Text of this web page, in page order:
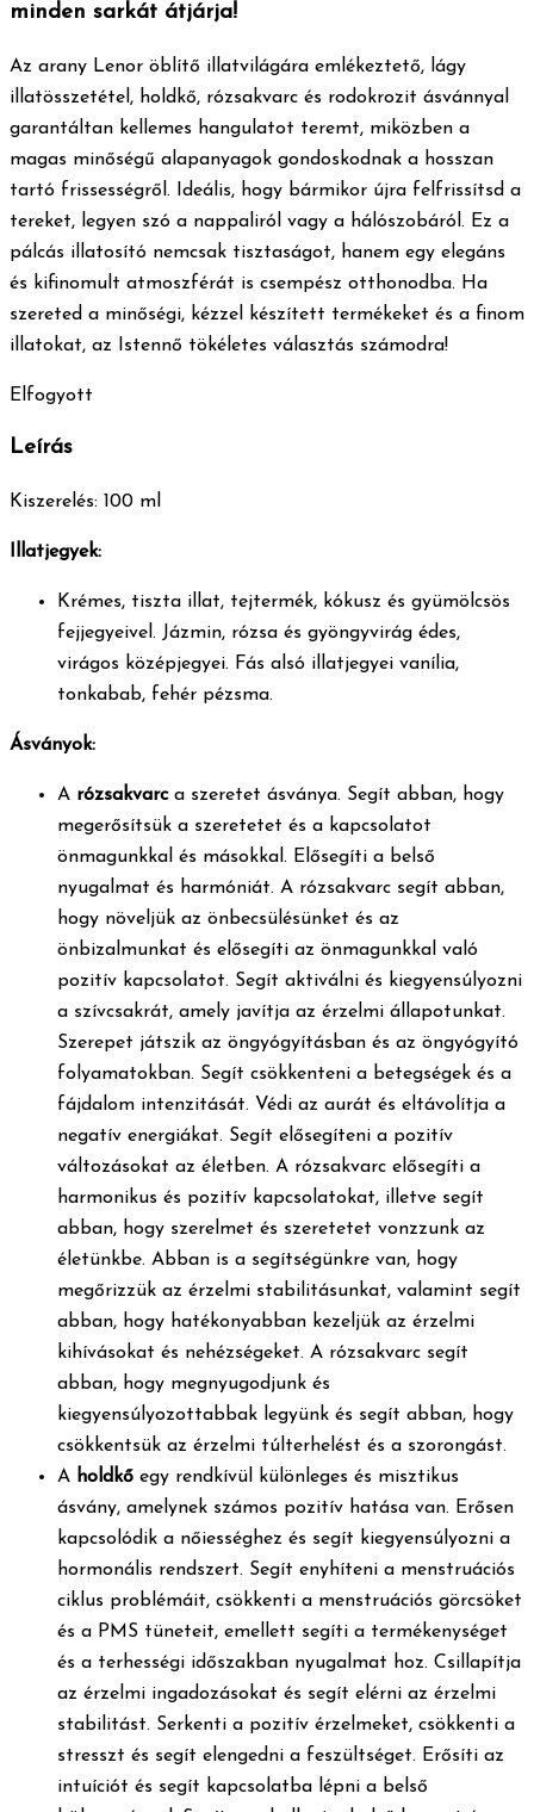
minden sarkát átjárja!
Az arany Lenor öblítő illatvilágára emlékeztető, lágy
illatösszetétel, holdkő, rózsakvarc és rodokrozit ásvánnyal
garantáltan kellemes hangulatot teremt, miközben a
magas minőségű alapanyagok gondoskodnak a hosszan
tartó frissességről. Ideális, hogy bármikor újra felfrissítsd a
tereket, legyen szó a nappaliról vagy a hálószobáról. Ez a
pálcás illatosító nemcsak tisztaságot, hanem egy elegáns
és kifinomult atmoszférát is csempész otthonodba. Ha
szereted a minőségi, kézzel készített termékeket és a finom
illatokat, az Istennő tökéletes választás számodra!
Elfogyott
Leírás
Kiszerelés: 100 ml
Illatjegyek:
Krémes, tiszta illat, tejtermék, kókusz és gyümölcsös
fejjegyeivel. Jázmin, rózsa és gyöngyvirág édes,
virágos középjegyei. Fás alsó illatjegyei vanília,
tonkabab, fehér pézsma.
Ásványok:
A rózsakvarca szeretet ásványa. Segít abban, hogy
megerősítsük a szeretetet és a kapcsolatot
önmagunkkal és másokkal. Elősegíti a belső
nyugalmat és harmóniát. A rózsakvarc segít abban,
hogy növeljük az önbecsülésünket és az
önbizalmunkat és elősegíti az önmagunkkal való
pozitív kapcsolatot. Segít aktiválni és kiegyensúlyozni
a szívcsakrát, amely javítja az érzelmi állapotunkat.
Szerepet játszik az öngyógyításban és az öngyógyító
folyamatokban. Segít csökkenteni a betegségek és a
fájdalom intenzitását. Védi az aurát és eltávolítja a
negatív energiákat. Segít elősegíteni a pozitív
változásokat az életben. A rózsakvarc elősegíti a
harmonikus és pozitív kapcsolatokat, illetve segít
abban, hogy szerelmet és szeretetet vonzzunk az
életünkbe. Abban is a segítségünkre van, hogy
megőrizzük az érzelmi stabilitásunkat, valamint segít
abban, hogy hatékonyabban kezeljük az érzelmi
kihívásokat és nehézségeket. A rózsakvarc segít
abban, hogy megnyugodjunk és
kiegyensúlyozottabbak legyünk és segít abban, hogy
csökkentsük az érzelmi túlterhelést és a szorongást.
A holdkő egy rendkívül különleges és misztikus
ásvány, amelynek számos pozitív hatása van. Erősen
kapcsolódik a nőiességhez és segít kiegyensúlyozni a
hormonális rendszert. Segít enyhíteni a menstruációs
ciklus problémáit, csökkenti a menstruációs görcsöket
és a PMS tüneteit, emellett segíti a termékenységet
és a terhességi időszakban nyugalmat hoz. Csillapítja
az érzelmi ingadozásokat és segít elérni az érzelmi
stabilitást. Serkenti a pozitív érzelmeket, csökkenti a
stresszt és segít elengedni a feszültséget. Erősíti az
intuíciót és segít kapcsolatba lépni a belső